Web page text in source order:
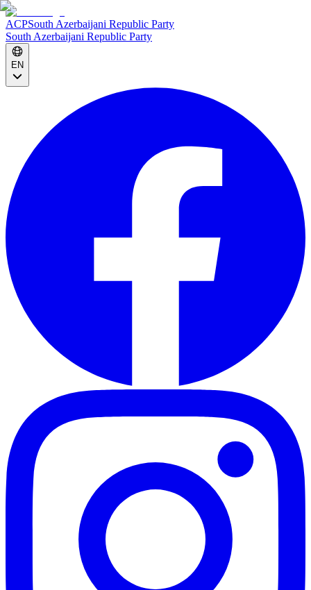
ACPSouth Azerbaijani Republic Party
South Azerbaijani Republic Party
EN